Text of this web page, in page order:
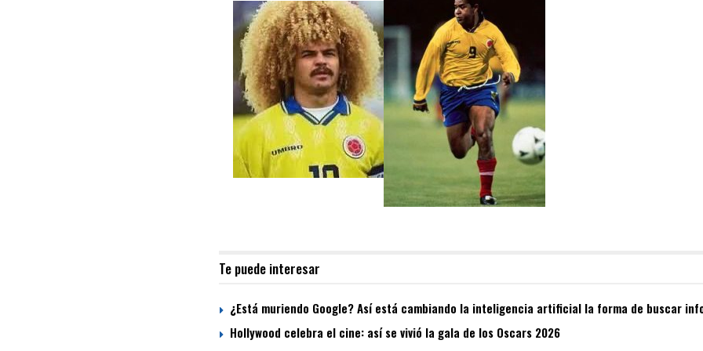
Te puede interesar
¿Está muriendo Google? Así está cambiando la inteligencia artificial la forma de buscar
Hollywood celebra el cine: así se vivió la gala de los Oscars 2026